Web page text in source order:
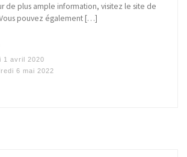
de plus ample information, visitez le site de
pouvez également […]
1 avril 2020
6 mai 2022